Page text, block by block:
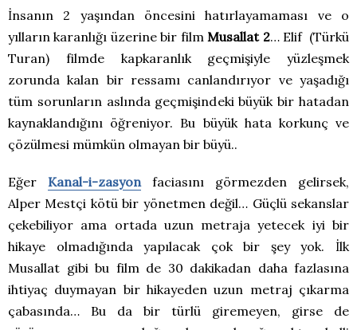
İnsanın 2 yaşından öncesini hatırlayamaması ve o
yılların karanlığı üzerine bir filmMusallat 2… Elif (Türkü
Turan) filmde kapkaranlık geçmişiyle yüzleşmek
zorunda kalan bir ressamı canlandırıyor ve yaşadığı
tüm sorunların aslında geçmişindeki büyük bir hatadan
kaynaklandığını öğreniyor. Bu büyük hata korkunç ve
çözülmesi mümkün olmayan bir büyü..
Eğer Kanal-i-zasyonfaciasını görmezden gelirsek,
Alper Mestçi kötü bir yönetmen değil… Güçlü sekanslar
çekebiliyor ama ortada uzun metraja yetecek iyi bir
hikaye olmadığında yapılacak çok bir şey yok. İlk
Musallat gibi bu film de 30 dakikadan daha fazlasına
ihtiyaç duymayan bir hikayeden uzun metraj çıkarma
çabasında… Bu da bir türlü giremeyen, girse de